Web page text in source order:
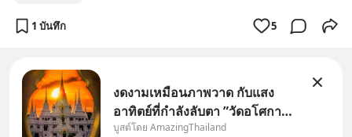
1 บันทึก 5
งดงามเหมือนภาพวาด กับแสง
อาทิตย์ที่กำลังลับตา ”วัดอโศกา
ราม” จ.สมุทรปราการ
บูสต์โดย AmazingThailand